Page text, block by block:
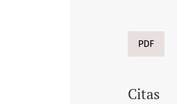
PDF
Citas